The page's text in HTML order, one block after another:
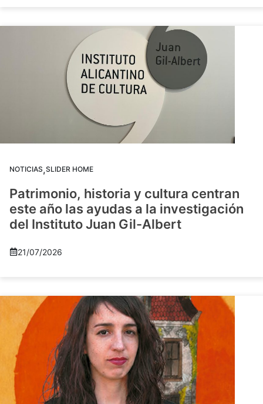
NOTICIAS,SLIDER HOME
Patrimonio, historia y cultura centran
este año las ayudas a la investigación
del Instituto Juan Gil-Albert
21/07/2026